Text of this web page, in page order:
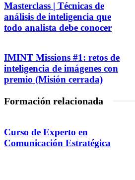
Masterclass | Técnicas de
análisis de inteligencia que
todo analista debe conocer
IMINT Missions #1: retos de
inteligencia de imágenes con
premio (Misión cerrada)
Formación relacionada
Curso de Experto en
Comunicación Estratégica